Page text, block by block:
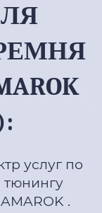
услуг по
тюнингу
.